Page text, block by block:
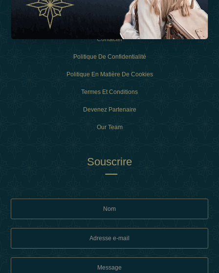
Contacter
Politique De Confidentialité
Politique En Matière De Cookies
Termes Et Conditions
Devenez Partenaire
Our Team
Souscrire